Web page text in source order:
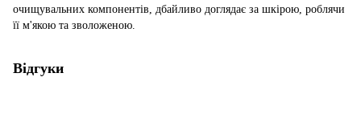
очищувальних компонентів, дбайливо доглядає за шкірою, роблячи
її м'якою та зволоженою.
Відгуки